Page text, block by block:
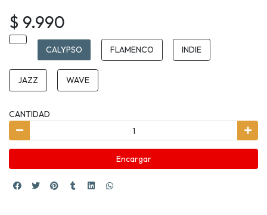
$ 9.990
CALYPSO FLAMENCO INDIE
JAZZ WAVE
CANTIDAD
Encargar